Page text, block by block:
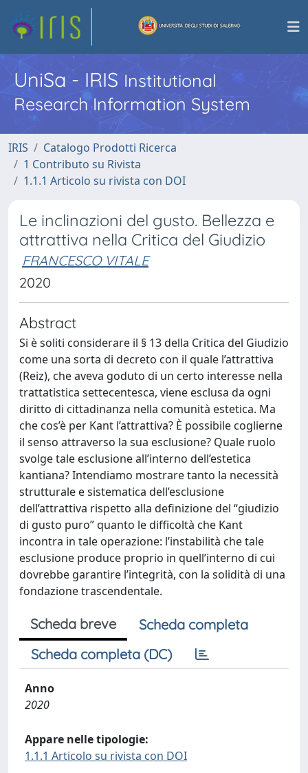
UniSa - IRISInstitutional
Research Information System
IRIS
Catalogo Prodotti Ricerca
1 Contributo su Rivista
1.1.1 Articolo su rivista con DOI
Le inclinazioni del gusto. Bellezza e
attrattiva nella Critica del Giudizio
FRANCESCO VITALE
2020
Abstract
Si è soliti considerare il § 13 della Critica del Giudizio
come una sorta di decreto con il quale l’attrattiva
(Reiz), che aveva goduto di un certo interesse nella
trattatistica settecentesca, viene esclusa da ogni
diritto di cittadinanza nella comunità estetica. Ma
che cos’è per Kant l’attrattiva? È possibile coglierne
il senso attraverso la sua esclusione? Quale ruolo
svolge tale esclusione all’interno dell’estetica
kantiana? Intendiamo mostrare tanto la necessità
strutturale e sistematica dell’esclusione
dell’attrattiva rispetto alla definizione del “giudizio
di gusto puro” quanto le difficoltà che Kant
incontra in tale operazione: l’instabilità che tale
esclusione produce proprio in quell’interno di cui
dovrebbe garantire l’integrità, con la solidità di una
fondazione trascendentale.
Scheda breve
Scheda completa
Scheda completa (DC)
Anno
2020
Appare nelle tipologie:
1.1.1 Articolo su rivista con DOI